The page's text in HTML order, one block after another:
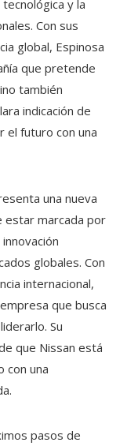
y la
Con sus
global, Espinosa
que pretende
también
indicación de
el futuro con una
una nueva
estar marcada por
globales. Con
internacional,
que busca
Su
que Nissan está
con una
pasos de